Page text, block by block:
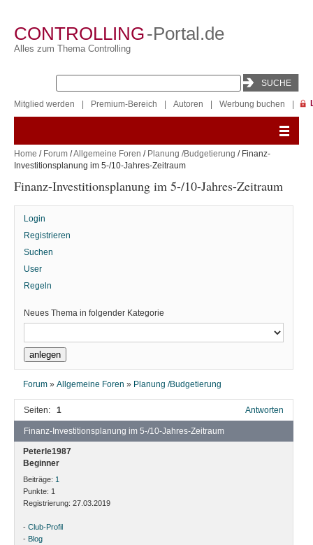
CONTROLLING-Portal.de
Alles zum Thema Controlling
Mitglied werden Premium-Bereich Autoren Werbung buchen
Home / Forum /Allgemeine Foren / Planung /Budgetierung / Finanz-
Investitionsplanung im 5-/10-Jahres-Zeitraum
Finanz-Investitionsplanung im 5-/10-Jahres-Zeitraum
Login
Registrieren
Suchen
User
Regeln
Neues Thema in folgender Kategorie
Forum »Allgemeine Foren » Planung /Budgetierung
Seiten: 1 Antworten
Finanz-Investitionsplanung im 5-/10-Jahres-Zeitraum
Peterle1987
Beginner
Beiträge: 1
Punkte: 1
Registrierung: 27.03.2019
- Club-Profil
- Blog